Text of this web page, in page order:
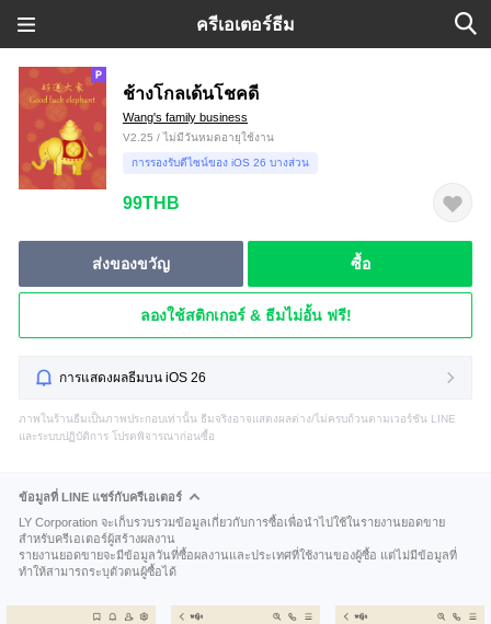
ครีเอเตอร์ธีม
ช้างโกลเด้นโชคดี
Wang's family business
V2.25 / ไม่มีวันหมดอายุใช้งาน
การรองรับดีไซน์ของ iOS 26 บางส่วน
99THB
ส่งของขวัญ ซื้อ
ลองใช้สติกเกอร์ & ธีมไม่อั้น ฟรี!
การแสดงผลธีมบน iOS 26
ภาพในร้านธีมเป็นภาพประกอบเท่านั้น ธีมจริงอาจแสดงผลต่าง/ไม่ครบถ้วนตามเวอร์ชัน LINE
และระบบปฏิบัติการ โปรดพิจารณาก่อนซื้อ
ข้อมูลที่ LINE แชร์กับครีเอเตอร์
LY Corporation จะเก็บรวบรวมข้อมูลเกี่ยวกับการซื้อเพื่อนำไปใช้ในรายงานยอดขาย
สำหรับครีเอเตอร์ผู้สร้างผลงาน
รายงานยอดขายจะมีข้อมูลวันที่ซื้อผลงานและประเทศที่ใช้งานของผู้ซื้อ แต่ไม่มีข้อมูลที่
ทำให้สามารถระบุตัวตนผู้ซื้อได้